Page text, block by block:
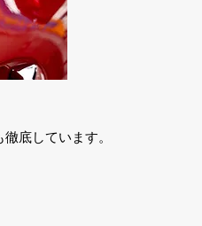
底しています。